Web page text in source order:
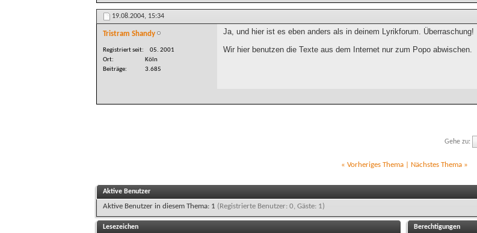
19.08.2004, 15:34
Tristram Shandy
Registriert seit
05. 2001
Ort
Köln
Beiträge
3.685
Ja, und hier ist es eben anders als in deinem Lyrikforum. Überraschung!
Wir hier benutzen die Texte aus dem Internet nur zum Popo abwischen.
Gehe zu:
« Vorheriges Thema| Nächstes Thema »
Aktive Benutzer
Aktive Benutzer in diesem Thema: 1 (Registrierte Benutzer: 0, Gäste: 1)
Lesezeichen Berechtigungen